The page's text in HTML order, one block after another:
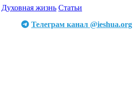
Духовная жизнь Статьи
Телеграм канал @ieshua.org